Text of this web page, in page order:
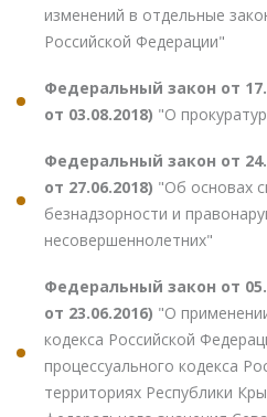
изменений в отдельные
Российской Федерации"
Федеральный закон от
от 03.08.2018) "О
Федеральный закон от
от 27.06.2018) "Об основах
безнадзорности и
несовершеннолетних"
Федеральный закон от
от 23.06.2016) "О
кодекса Российской
процессуального кодекса
территориях Республики